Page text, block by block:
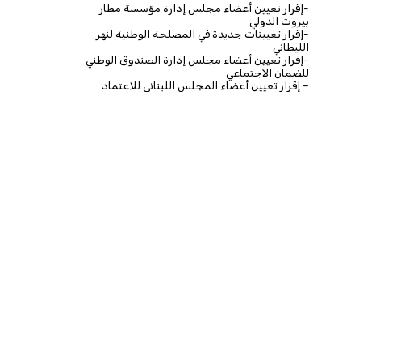
-إقرار تعيين أعضاء مجلس إدارة مؤسسة مطار
بيروت الدولي
-إقرار تعيينات جديدة في المصلحة الوطنية لنهر
الليطاني
-إقرار تعيين أعضاء مجلس إدارة الصندوق الوطني
للضمان الاجتماعي
– إقرار تعيين أعضاء المجلس اللبناني للاعتماد